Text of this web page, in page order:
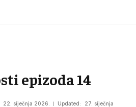
epizoda 14
22. siječnja 2026. Updated: 27. siječnja